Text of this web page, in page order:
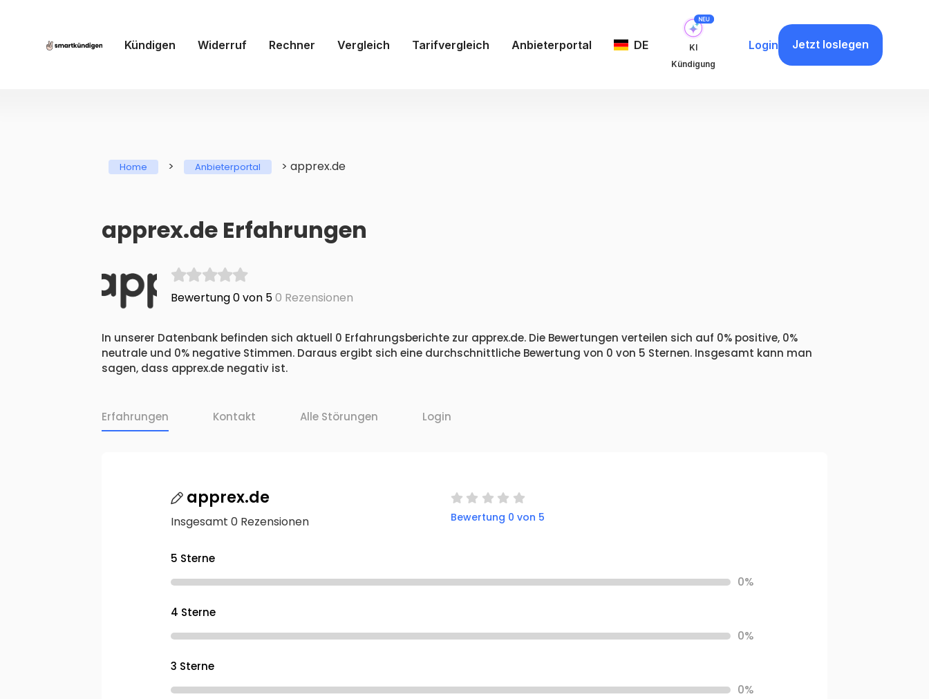
Kündigen Widerruf Rechner Vergleich Tarifvergleich Anbieterportal DE
KI
Kündigung
Login Jetzt loslegen
Home > Anbieterportal > apprex.de
apprex.de Erfahrungen
Bewertung 0 von 50 Rezensionen
In unserer Datenbank befinden sich aktuell 0 Erfahrungsberichte zur apprex.de. Die Bewertungen verteilen sich auf 0% positive, 0%
neutrale und 0% negative Stimmen. Daraus ergibt sich eine durchschnittliche Bewertung von 0 von 5 Sternen. Insgesamt kann man
sagen, dass apprex.de negativ ist.
Erfahrungen Kontakt Alle Störungen Login
apprex.de
Insgesamt 0 Rezensionen Bewertung 0 von 5
5 Sterne
0%
4 Sterne
0%
3 Sterne
0%